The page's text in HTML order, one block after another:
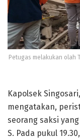
Petugas melakukan olah
Kapolsek
mengatakan,
seorang saksi
S. Pada pukul